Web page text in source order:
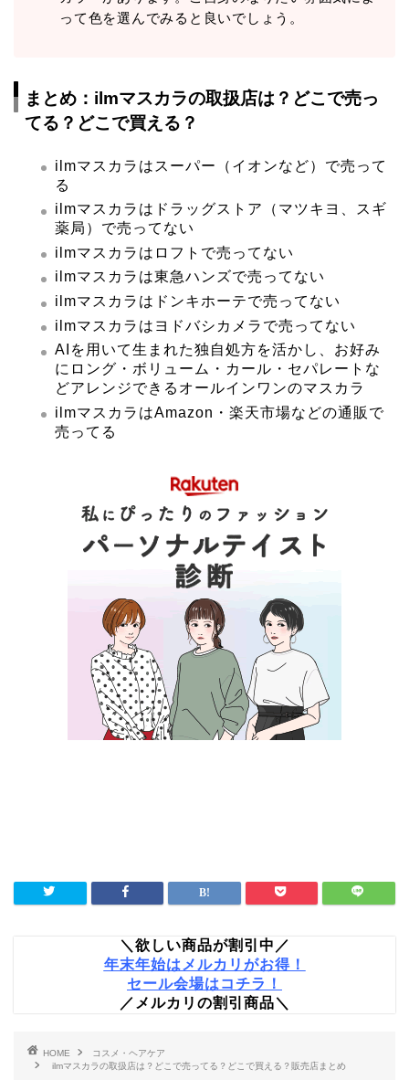
って色を選んでみると良いでしょう。
まとめ：ilmマスカラの取扱店は？どこで売っ
てる？どこで買える？
ilmマスカラはスーパー（イオンなど）で売って
る
ilmマスカラはドラッグストア（マツキヨ、スギ
薬局）で売ってない
ilmマスカラはロフトで売ってない
ilmマスカラは東急ハンズで売ってない
ilmマスカラはドンキホーテで売ってない
ilmマスカラはヨドバシカメラで売ってない
AIを用いて生まれた独自処方を活かし、お好み
にロング・ボリューム・カール・セパレートな
どアレンジできるオールインワンのマスカラ
ilmマスカラはAmazon・楽天市場などの通販で
売ってる
＼欲しい商品が割引中／
年末年始はメルカリがお得！
セール会場はコチラ！
／メルカリの割引商品＼
HOME
コスメ・ヘアケア
ilmマスカラの取扱店は？どこで売ってる？どこで買える？販売店まとめ